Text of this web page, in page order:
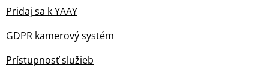
Pridaj sa k YAAY
GDPR kamerový systém
Prístupnosť služieb